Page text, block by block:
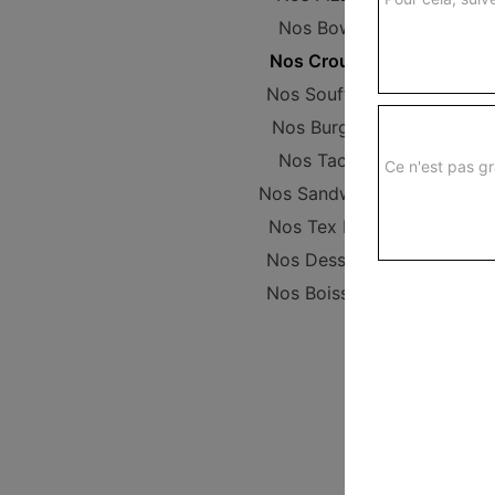
Nos Bowls
Nos Crousty
Nos Soufflets
Nos Burgers
Nos Tacos
Nos Sandwichs
Nos Tex Mex
Nos Desserts
Nos Boissons
Ce n'est pas